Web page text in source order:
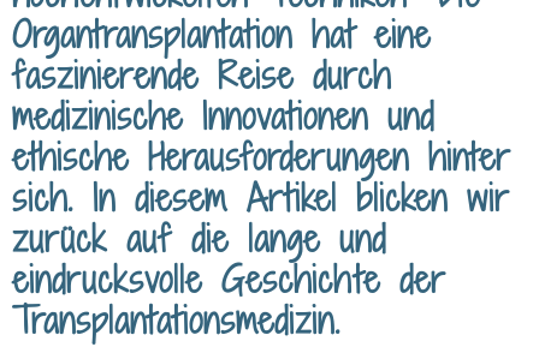
Organ­transplantation hat eine
faszinierende Reise durch
medizinische Innovationen und
ethische Heraus­forderungen hinter
sich. In diesem Artikel blicken wir
zurück auf die lange und
eindrucks­volle Geschichte der
Transplantations­medizin.